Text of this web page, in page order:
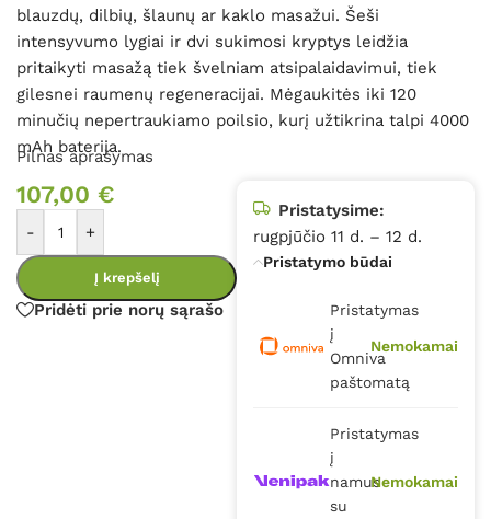
blauzdų, dilbių, šlaunų ar kaklo masažui. Šeši
intensyvumo lygiai ir dvi sukimosi kryptys leidžia
pritaikyti masažą tiek švelniam atsipalaidavimui, tiek
gilesnei raumenų regeneracijai. Mėgaukitės iki 120
minučių nepertraukiamo poilsio, kurį užtikrina talpi 4000
mAh baterija.
Pilnas aprašymas
107,00 €
- +
Į krepšelį
Pridėti prie norų sąrašo
Pristatysime:
rugpjūčio 11 d. – 12 d.
Pristatymo būdai
Pristatymas
į
Omniva
paštomatą
Nemokamai
Pristatymas
į
namus
su
Nemokamai